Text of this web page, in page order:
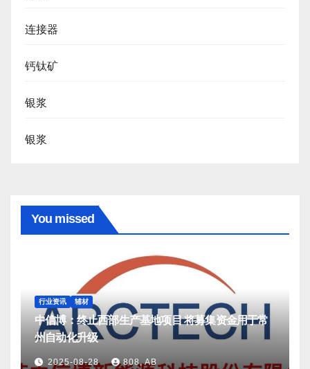
连接器
钙钛矿
银浆
银浆
You missed
行业资讯 辅材
中信博：终止西部生产基地项目 将募集资金用于常
州自动化升级
2025-08-28 808, AB